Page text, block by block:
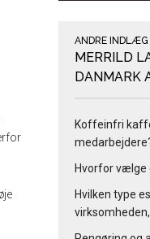
ANDRE INDLÆG
MERRILD
DANMARK
Koffeinfri
Hvorfor
Hvilken type